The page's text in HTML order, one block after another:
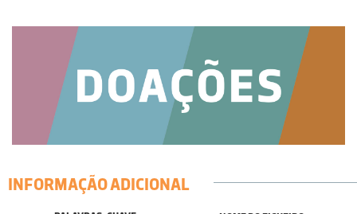
INFORMAÇÃO ADICIONAL